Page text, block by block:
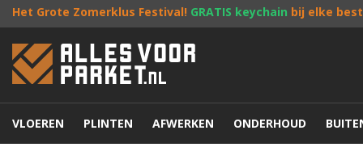
Het Grote Zomerklus Festival! GRATIS keychain bij elke
VLOEREN PLINTEN AFWERKEN ONDERHOUD